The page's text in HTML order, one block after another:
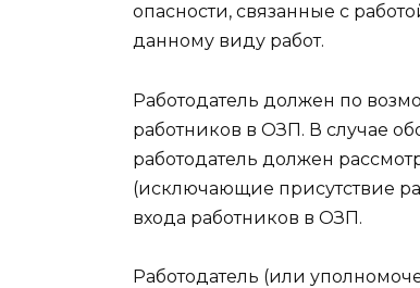
опасности, связанные с
данному виду работ.
Работодатель должен по
работников в ОЗП. В случае
работодатель должен
(исключающие присутствие
входа работников в ОЗП.
Работодатель (или